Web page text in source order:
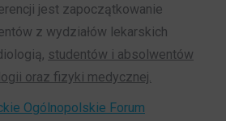
jest zapoczątkowanie
z wydziałów lekarskich
studentów i absolwentów
oraz fizyki medycznej.
Ogólnopolskie Forum